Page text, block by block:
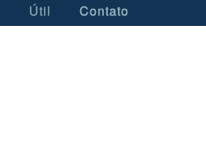
Útil
Contato